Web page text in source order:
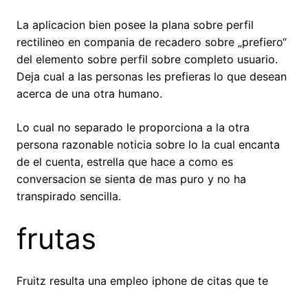
La aplicacion bien posee la plana sobre perfil
rectilineo en compania de recadero sobre „prefiero“
del elemento sobre perfil sobre completo usuario.
Deja cual a las personas les prefieras lo que desean
acerca de una otra humano.
Lo cual no separado le proporciona a la otra
persona razonable noticia sobre lo la cual encanta
de el cuenta, estrella que hace a como es
conversacion se sienta de mas puro y no ha
transpirado sencilla.
frutas
Fruitz resulta una empleo iphone de citas que te